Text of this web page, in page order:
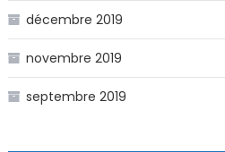
décembre 2019
novembre 2019
septembre 2019